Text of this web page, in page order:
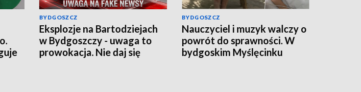
BYDGOSZCZ
Eksplozje na Bartodziejach
w Bydgoszczy - uwaga to
prowokacja. Nie daj się
BYDGOSZCZ
Nauczyciel i muzyk walczy o
powrót do sprawności. W
bydgoskim Myślęcinku